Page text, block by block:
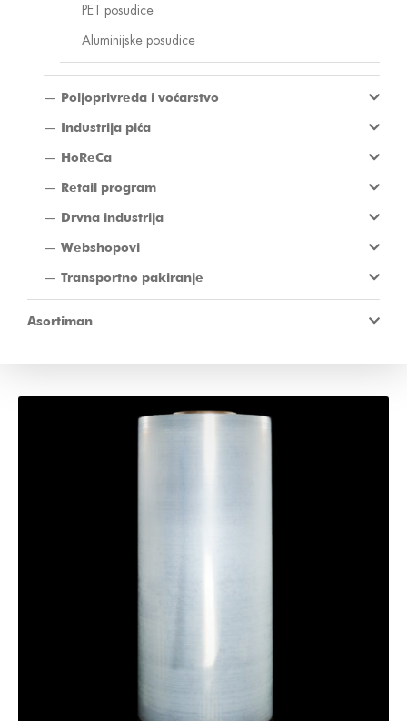
PET posudice
Aluminijske posudice
Poljoprivreda i voćarstvo
Industrija pića
HoReCa
Retail program
Drvna industrija
Webshopovi
Transportno pakiranje
Asortiman